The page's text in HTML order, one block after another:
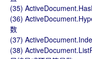
(35)
(36)
数
(37)
(38)